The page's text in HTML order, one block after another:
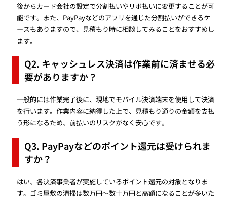
後からカード会社の設定で分割払いやリボ払いに変更することが可
能です。また、PayPayなどのアプリを通じた分割払いができるケ
ースもありますので、見積もり時に相談してみることをおすすめし
ます。
Q2. キャッシュレス決済は作業前に済ませる必
要がありますか？
一般的には作業完了後に、現地でモバイル決済端末を使用して決済
を行います。作業内容に納得した上で、見積もり通りの金額を支払
う形になるため、前払いのリスクがなく安心です。
Q3. PayPayなどのポイント還元は受けられま
すか？
はい、各決済事業者が実施しているポイント還元の対象となりま
す。ゴミ屋敷の清掃は数万円〜数十万円と高額になることが多いた